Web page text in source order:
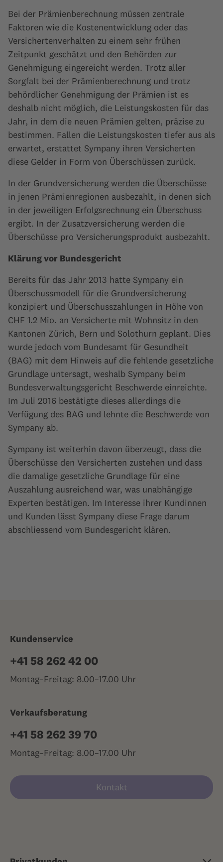
Bei der Prämienberechnung müssen zentrale
Faktoren wie die Kostenentwicklung oder das
Versichertenverhalten zu einem sehr frühen
Zeitpunkt geschätzt und den Behörden zur
Genehmigung eingereicht werden. Trotz aller
Sorgfalt bei der Prämienberechnung und trotz
behördlicher Genehmigung der Prämien ist es
deshalb nicht möglich, die Leistungskosten für das
Jahr, in dem die neuen Prämien gelten, präzise zu
bestimmen. Fallen die Leistungskosten tiefer aus als
erwartet, erstattet Sympany ihren Versicherten
diese Gelder in Form von Überschüssen zurück.
In der Grundversicherung werden die Überschüsse
in jenen Prämienregionen ausbezahlt, in denen sich
in der jeweiligen Erfolgsrechnung ein Überschuss
ergibt. In der Zusatzversicherung werden die
Überschüsse pro Versicherungsprodukt ausbezahlt.
Klärung vor Bundesgericht
Bereits für das Jahr 2013 hatte Sympany ein
Überschussmodell für die Grundversicherung
konzipiert und Überschusszahlungen in Höhe von
CHF 1.2 Mio. an Versicherte mit Wohnsitz in den
Kantonen Zürich, Bern und Solothurn geplant. Dies
wurde jedoch vom Bundesamt für Gesundheit
(BAG) mit dem Hinweis auf die fehlende gesetzliche
Grundlage untersagt, weshalb Sympany beim
Bundesverwaltungsgericht Beschwerde einreichte.
Im Juli 2016 bestätigte dieses allerdings die
Verfügung des BAG und lehnte die Beschwerde von
Sympany ab.
Sympany ist weiterhin davon überzeugt, dass die
Überschüsse den Versicherten zustehen und dass
die damalige gesetzliche Grundlage für eine
Auszahlung ausreichend war, was unabhängige
Experten bestätigen. Im Interesse ihrer Kundinnen
und Kunden lässt Sympany diese Frage darum
abschliessend vom Bundesgericht klären.
Kundenservice
+41 58 262 42 00
Montag–Freitag: 8.00–17.00 Uhr
Verkaufsberatung
+41 58 262 39 70
Montag–Freitag: 8.00–17.00 Uhr
Kontakt